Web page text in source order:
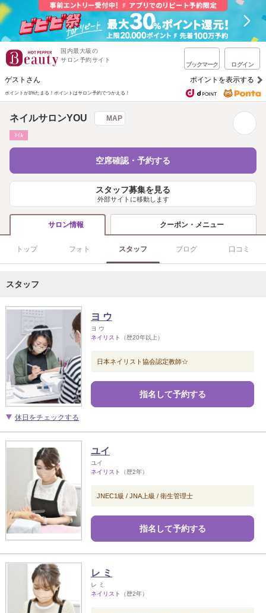
国内最大級の
サロン予約サイト
ブックマーク ログイン
ゲストさん ポイントを表示する
ポイントが1%たまる！ ポイントはサロン予約でつかえる！
ネイルサロンYOU MAP
ﾈｲﾙ
空席確認・予約する
スタッフ募集を見る
外部サイトに移動します
サロン情報 クーポン・メニュー
トップ フォト スタッフ ブログ 口コミ
スタッフ
休日をチェックする
ヨ ウ
ヨ ウ
ネイリスト
（歴20年以上）
日本ネイリスト協会認定教師☆
指名して予約する
ユイ
ユイ
ネイリスト
（歴2年）
JNEC1級 / JNA上級 / 衛生管理士
指名して予約する
レ ミ
レ ミ
ネイリスト
（歴2年）